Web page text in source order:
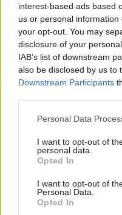
interest-based ads based
us or personal
your opt-out. You may
disclosure of your
IAB’s list of downstream
also be disclosed by us to
Downstream Participants
Personal Data
I want to opt-out of
personal data.
Opted In
I want to opt-out of
Personal Data.
Opted In
Albums :
Paroles + Traduction
Commentaires
Pour prolonger le
Télécharger
Télécharger